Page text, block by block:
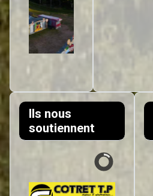
Ils nous
soutiennent